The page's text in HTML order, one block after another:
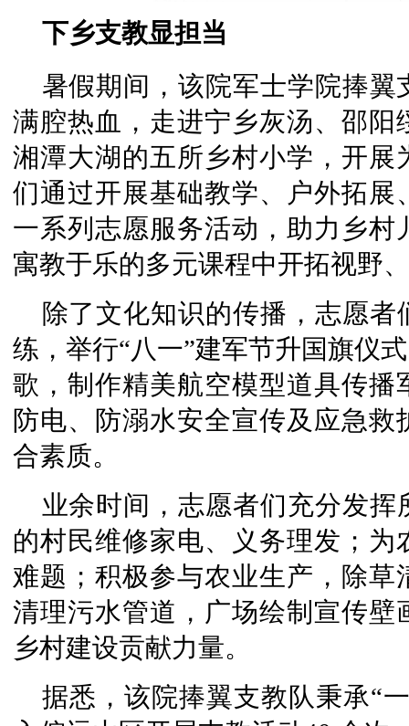
下乡支教显担当
暑假期间，该院军士学院捧
满腔热血，走进宁乡灰汤、邵
湘潭大湖的五所乡村小学，开展
们通过开展基础教学、户外拓
一系列志愿服务活动，助力乡
寓教于乐的多元课程中开拓视野
除了文化知识的传播，志愿
练，举行“八一”建军节升国旗仪
歌，制作精美航空模型道具传
防电、防溺水安全宣传及应急
合素质。
业余时间，志愿者们充分发
的村民维修家电、义务理发；
难题；积极参与农业生产，除
清理污水管道，广场绘制宣传
乡村建设贡献力量。
据悉，该院捧翼支教队秉承“